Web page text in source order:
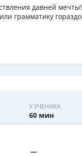
давней мечты!
грамматику
У УЧЕНИКА
60 мин
—